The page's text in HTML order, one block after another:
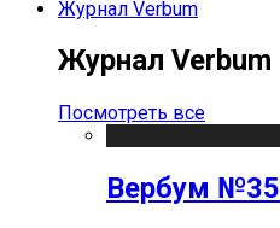
Журнал Verbum
Журнал Verbum
Посмотреть все
Вербум